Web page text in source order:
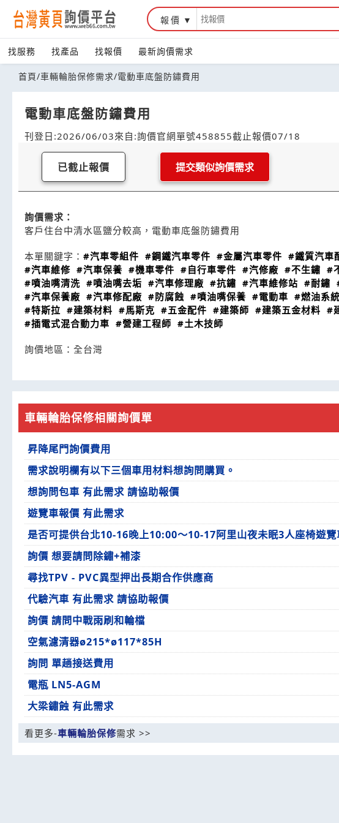
報價
找服務 找產品 找報價 最新詢價需求
首頁/車輛輪胎保修需求/電動車底盤防鏽費用
電動車底盤防鏽費用
刊登日:2026/06/03來自:詢價官網單號458855截止報價07/18
已截止報價 提交類似詢價需求
詢價需求：
客戶住台中清水區鹽分較高，電動車底盤防鏽費用
本單關鍵字： #汽車零組件 #鋼鐵汽車零件 #金屬汽車零件 #鐵質汽車
#汽車維修 #汽車保養 #機車零件 #自行車零件 #汽修廠 #不生鏽 #
#噴油嘴清洗 #噴油嘴去垢 #汽車修理廠 #抗鏽 #汽車維修站 #耐鏽
#汽車保養廠 #汽車修配廠 #防腐蝕 #噴油嘴保養 #電動車 #燃油系
#特斯拉 #建築材料 #馬斯克 #五金配件 #建築師 #建築五金材料 #
#插電式混合動力車 #營建工程師 #土木技師
詢價地區： 全台灣
車輛輪胎保修相關詢價單
昇降尾門詢價費用
需求說明欄有以下三個車用材料想詢問購買。
想詢問包車 有此需求 請協助報價
遊覽車報價 有此需求
是否可提供台北10-16晚上10:00～10-17阿里山夜未眠3人座椅遊覽
詢價 想要請問除鏽+補漆
尋找TPV - PVC異型押出長期合作供應商
代驗汽車 有此需求 請協助報價
詢價 請問中戰雨刷和輪檔
空氣濾清器ø215*ø117*85H
詢問 單趟接送費用
電瓶 LN5-AGM
大梁鏽蝕 有此需求
看更多-車輛輪胎保修需求 >>